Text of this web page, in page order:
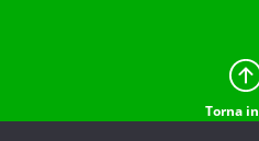
Torna